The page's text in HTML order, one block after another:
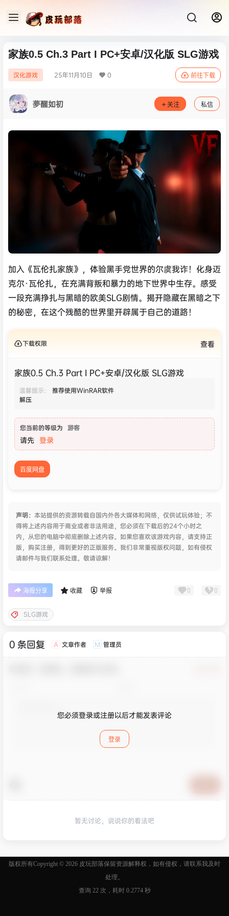
家族0.5 Ch.3 Part I PC+安卓/汉化版 SLG游戏
汉化游戏 25年11月10日 0 前往下载
夢醒如初 关注 私信
加入《瓦伦扎家族》，体验黑手党世界的尔虞我诈！化身迈
克尔·瓦伦扎，在充满背叛和暴力的地下世界中生存。感受
一段充满挣扎与黑暗的欧美SLG剧情。揭开隐藏在黑暗之下
的秘密，在这个残酷的世界里开辟属于自己的道路！
下载权限 查看
家族0.5 Ch.3 Part I PC+安卓/汉化版 SLG游戏
温馨提示：
推荐使用WinRAR软件
解压
您当前的等级为 游客
请先 登录
百度网盘
声明： 本站提供的资源转载自国内外各大媒体和网络，仅供试玩体验；不
得将上述内容用于商业或者非法用途，您必须在下载后的24个小时之
内，从您的电脑中彻底删除上述内容。如果您喜欢该游戏内容，请支持正
版，购买注册，得到更好的正版服务。我们非常重视版权问题，如有侵权
请邮件与我们联系处理。敬请谅解！
海报分享 收藏 举报 0 0
SLG游戏
0 条回复 A 文章作者 M 管理员
您必须登录或注册以后才能发表评论
登录
暂无讨论，说说你的看法吧
版权所有Copyright © 2026 皮玩部落保留资源解释权，如有侵权，请联系我及时
处理。
查询 22 次，耗时 0.2774 秒